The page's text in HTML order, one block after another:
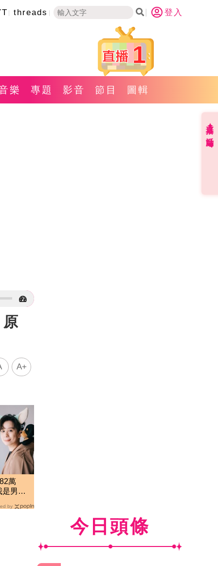
threads 登入
1
樂 專題 影音 節目 圖輯
A+
萬
是男
by
今日頭條
直播✦活動